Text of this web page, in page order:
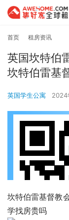
首页 租房资讯
英国坎特伯
坎特伯雷基
英国学生公寓 2024
坎特伯雷基督教
学找房贵吗